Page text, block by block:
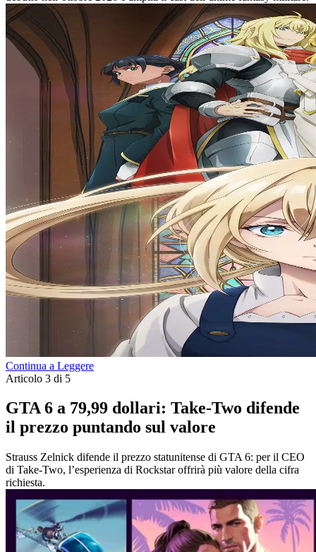
Continua a Leggere
Articolo 3 di 5
GTA 6 a 79,99 dollari: Take-Two difende
il prezzo puntando sul valore
Strauss Zelnick difende il prezzo statunitense di GTA 6: per il CEO
di Take-Two, l’esperienza di Rockstar offrirà più valore della cifra
richiesta.